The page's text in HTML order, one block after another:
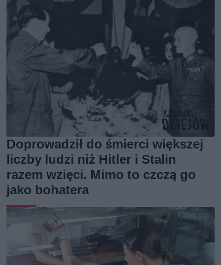
Doprowadził do śmierci większej
liczby ludzi niż Hitler i Stalin
razem wzięci. Mimo to czczą go
jako bohatera